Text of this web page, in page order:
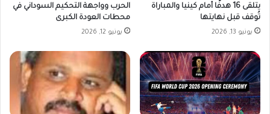
يتلقى 16 هدفًا أمام كينيا والمباراة
تُوقف قبل نهايتها
يونيو 13, 2026
الحرب وواجهة التحكيم السوداني في
محطات العودة الكبرى
يونيو 12, 2026